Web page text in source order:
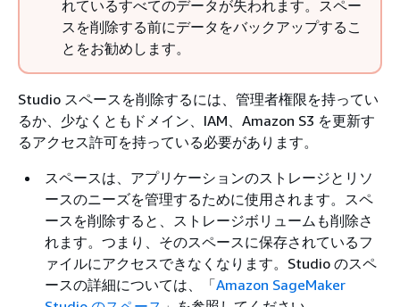
れているすべてのデータが失われます。スペー
スを削除する前にデータをバックアップするこ
とをお勧めします。
Studio スペースを削除するには、管理者権限を持ってい
るか、少なくともドメイン、IAM、Amazon S3 を更新す
るアクセス許可を持っている必要があります。
スペースは、アプリケーションのストレージとリソ
ースのニーズを管理するために使用されます。スペ
ースを削除すると、ストレージボリュームも削除さ
れます。つまり、そのスペースに保存されているフ
ァイルにアクセスできなくなります。Studio のスペ
ースの詳細については、「Amazon SageMaker